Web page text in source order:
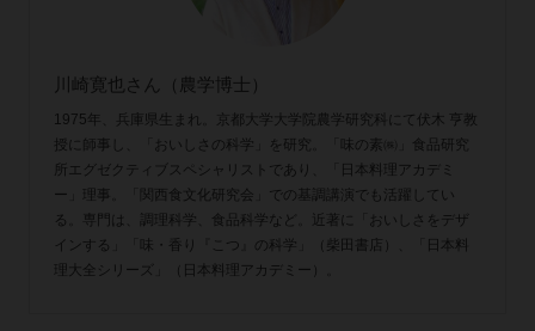
川崎寛也さん（農学博士）
1975年、兵庫県生まれ。京都大学大学院農学研究科にて伏木 亨教
授に師事し、「おいしさの科学」を研究。「味の素㈱」食品研究
所エグゼクティブスペシャリストであり、「日本料理アカデミ
ー」理事。「関西食文化研究会」での基調講演でも活躍してい
る。専門は、調理科学、食品科学など。近著に「おいしさをデザ
インする」「味・香り『こつ』の科学」（柴田書店）、「日本料
理大全シリーズ」（日本料理アカデミー）。